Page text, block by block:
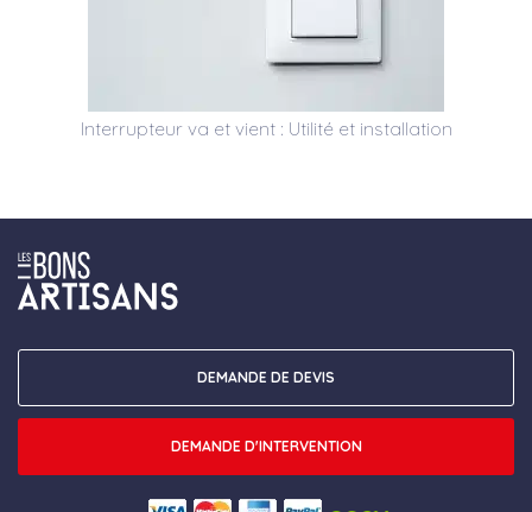
Interrupteur va et vient : Utilité et installation
DEMANDE DE DEVIS
DEMANDE D'INTERVENTION